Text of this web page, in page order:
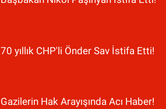
70 yıllık CHP'li Önder Sav İstifa Etti!
Gazilerin Hak Arayışında Acı Haber!